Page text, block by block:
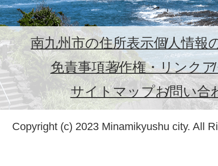
南九州市の住所表示個人情報
免責事項著作権・リンク
サイトマップお問い合
Copyright (c) 2023 Minamikyushu city. All